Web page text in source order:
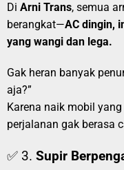
Di Arni Trans, semua
berangkat—AC dingin,
yang wangi dan lega.
Gak heran banyak
aja?”
Karena naik mobil
perjalanan gak berasa
✅ 3. Supir